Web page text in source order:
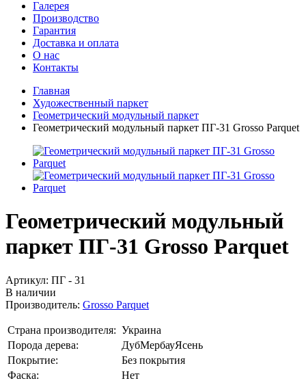
Галерея
Производство
Гарантия
Доставка и оплата
О нас
Контакты
Главная
Художественный паркет
Геометрический модульный паркет
Геометрический модульный паркет ПГ-31 Grosso Parquet
Геометрический модульный
паркет ПГ-31 Grosso Parquet
Артикул: ПГ - 31
В наличии
Производитель: Grosso Parquet
Страна производителя: Украина
Порода дерева:
ДубМербауЯсень
Покрытие:
Без покрытия
Фаска:
Нет